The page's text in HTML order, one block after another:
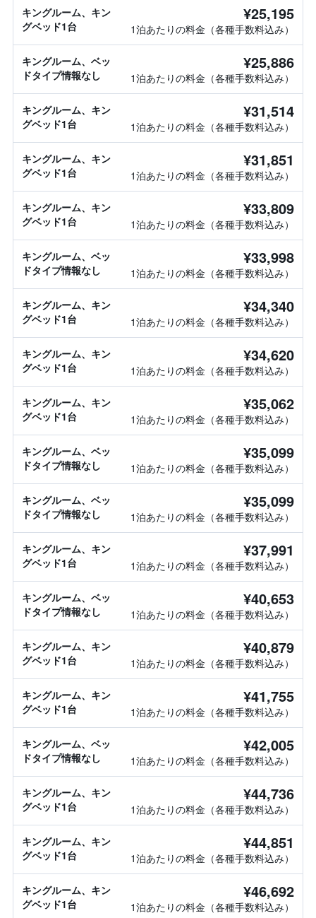
キングルーム、キン
グベッド1台
¥25,195
1泊あたりの料金（各種手数料込み）
キングルーム、ベッ
ドタイプ情報なし
¥25,886
1泊あたりの料金（各種手数料込み）
キングルーム、キン
グベッド1台
¥31,514
1泊あたりの料金（各種手数料込み）
キングルーム、キン
グベッド1台
¥31,851
1泊あたりの料金（各種手数料込み）
キングルーム、キン
グベッド1台
¥33,809
1泊あたりの料金（各種手数料込み）
キングルーム、ベッ
ドタイプ情報なし
¥33,998
1泊あたりの料金（各種手数料込み）
キングルーム、キン
グベッド1台
¥34,340
1泊あたりの料金（各種手数料込み）
キングルーム、キン
グベッド1台
¥34,620
1泊あたりの料金（各種手数料込み）
キングルーム、キン
グベッド1台
¥35,062
1泊あたりの料金（各種手数料込み）
キングルーム、ベッ
ドタイプ情報なし
¥35,099
1泊あたりの料金（各種手数料込み）
キングルーム、ベッ
ドタイプ情報なし
¥35,099
1泊あたりの料金（各種手数料込み）
キングルーム、キン
グベッド1台
¥37,991
1泊あたりの料金（各種手数料込み）
キングルーム、ベッ
ドタイプ情報なし
¥40,653
1泊あたりの料金（各種手数料込み）
キングルーム、キン
グベッド1台
¥40,879
1泊あたりの料金（各種手数料込み）
キングルーム、キン
グベッド1台
¥41,755
1泊あたりの料金（各種手数料込み）
キングルーム、ベッ
ドタイプ情報なし
¥42,005
1泊あたりの料金（各種手数料込み）
キングルーム、キン
グベッド1台
¥44,736
1泊あたりの料金（各種手数料込み）
キングルーム、キン
グベッド1台
¥44,851
1泊あたりの料金（各種手数料込み）
キングルーム、キン
グベッド1台
¥46,692
1泊あたりの料金（各種手数料込み）